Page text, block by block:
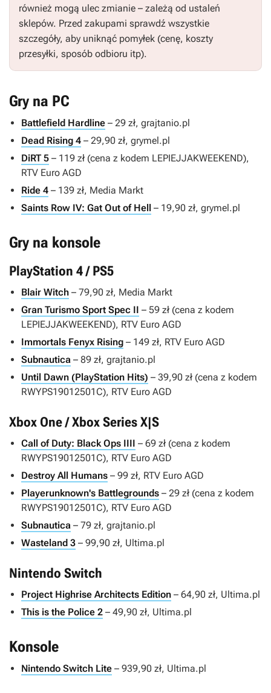
również mogą ulec zmianie – zależą od ustaleń
sklepów. Przed zakupami sprawdź wszystkie
szczegóły, aby uniknąć pomyłek (cenę, koszty
przesyłki, sposób odbioru itp).
Gry na PC
Battlefield Hardline – 29 zł, grajtanio.pl
Dead Rising 4 – 29,90 zł, grymel.pl
DiRT 5 – 119 zł (cena z kodem LEPIEJJAKWEEKEND),
RTV Euro AGD
Ride 4 – 139 zł, Media Markt
Saints Row IV: Gat Out of Hell – 19,90 zł, grymel.pl
Gry na konsole
PlayStation 4 / PS5
Blair Witch – 79,90 zł, Media Markt
Gran Turismo Sport Spec II – 59 zł (cena z kodem
LEPIEJJAKWEEKEND), RTV Euro AGD
Immortals Fenyx Rising – 149 zł, RTV Euro AGD
Subnautica – 89 zł, grajtanio.pl
Until Dawn (PlayStation Hits) – 39,90 zł (cena z kodem
RWYPS19012501C), RTV Euro AGD
Xbox One / Xbox Series X|S
Call of Duty: Black Ops IIII – 69 zł (cena z kodem
RWYPS19012501C), RTV Euro AGD
Destroy All Humans – 99 zł, RTV Euro AGD
Playerunknown's Battlegrounds – 29 zł (cena z kodem
RWYPS19012501C), RTV Euro AGD
Subnautica – 79 zł, grajtanio.pl
Wasteland 3 – 99,90 zł, Ultima.pl
Nintendo Switch
Project Highrise Architects Edition – 64,90 zł, Ultima.pl
This is the Police 2 – 49,90 zł, Ultima.pl
Konsole
Nintendo Switch Lite – 939,90 zł, Ultima.pl